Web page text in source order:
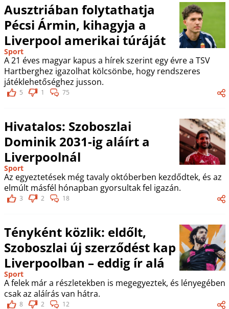
Ausztriában folytathatja
Pécsi Ármin, kihagyja a
Liverpool amerikai túráját
Sport
A 21 éves magyar kapus a hírek szerint egy évre a TSV
Hartberghez igazolhat kölcsönbe, hogy rendszeres
játéklehetőséghez jusson.
5 1 75
Hivatalos: Szoboszlai
Dominik 2031-ig aláírt a
Liverpoolnál
Sport
Az egyeztetések még tavaly októberben kezdődtek, és az
elmúlt másfél hónapban gyorsultak fel igazán.
3 2 18
Tényként közlik: eldőlt,
Szoboszlai új szerződést kap
Liverpoolban – eddig ír alá
Sport
A felek már a részletekben is megegyeztek, és lényegében
csak az aláírás van hátra.
8 2 12